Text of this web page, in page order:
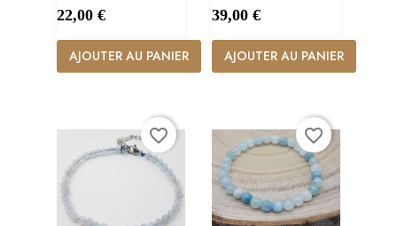
Prix
22,00 €
AJOUTER AU PANIER
Prix
39,00 €
AJOUTER AU PANIER
favorite_border favorite_border